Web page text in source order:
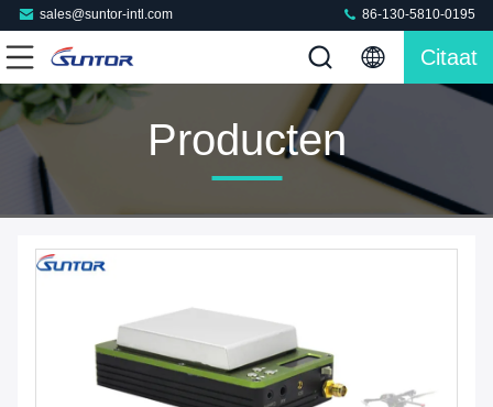
sales@suntor-intl.com 86-130-5810-0195
Citaat
Producten